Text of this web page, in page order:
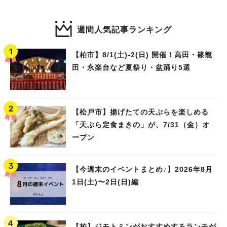
週間人気記事ランキング
【柏市】8/1(土)‐2(日) 開催！高田・篠籠
田・永楽台など夏祭り・盆踊り5選
【松戸市】揚げたての天ぷらを楽しめる
「天ぷら定食まきの」が、7/31（金）オ
ープン
【今週末のイベントまとめ♪】2026年8月
1日(土)〜2日(日)編